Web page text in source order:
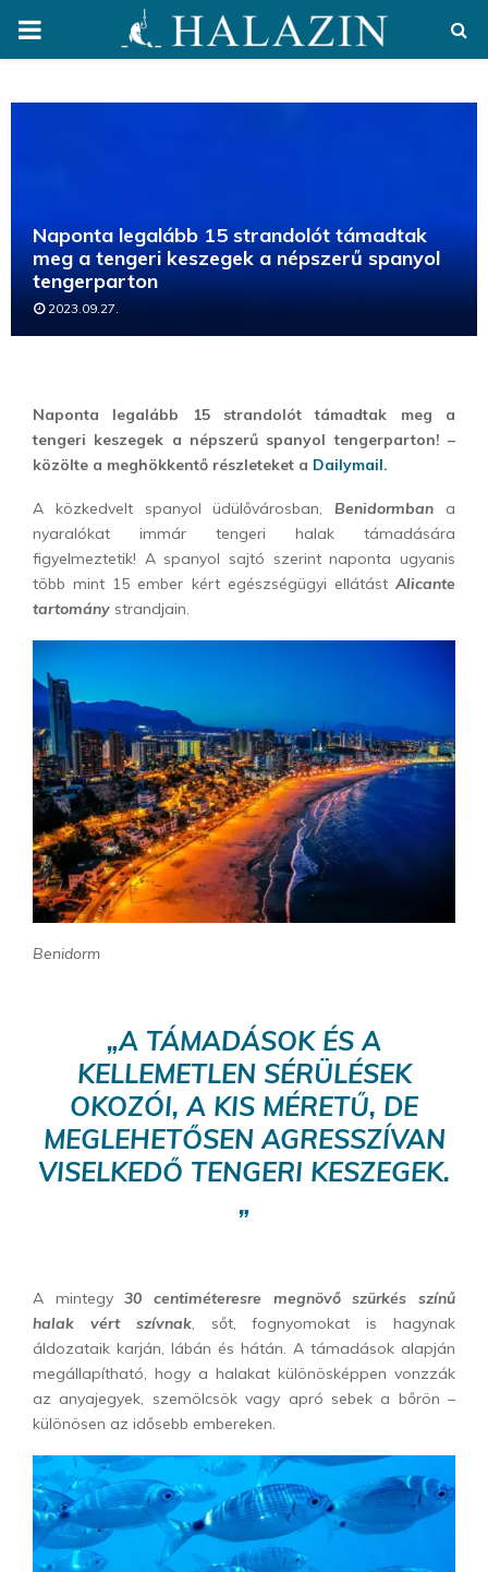
PRIMARY
Naponta legalább 15 strandolót támadtak
meg a tengeri keszegek a népszerű spanyol
tengerparton
2023.09.27.
Naponta legalább 15 strandolót támadtak meg a
tengeri keszegek a népszerű spanyol tengerparton! –
közölte a meghökkentő részleteket a Dailymail.
A közkedvelt spanyol üdülővárosban, Benidormban a
nyaralókat immár tengeri halak támadására
figyelmeztetik! A spanyol sajtó szerint naponta ugyanis
több mint 15 ember kért egészségügyi ellátást Alicante
tartomány strandjain.
Benidorm
„A TÁMADÁSOK ÉS A
KELLEMETLEN SÉRÜLÉSEK
OKOZÓI, A KIS MÉRETŰ, DE
MEGLEHETŐSEN AGRESSZÍVAN
VISELKEDŐ TENGERI KESZEGEK.
„
A mintegy30 centiméteresre megnövő szürkés színű
halak vért szívnak, sőt, fognyomokat is hagynak
áldozataik karján, lábán és hátán. A támadások alapján
megállapítható, hogy a halakat különösképpen vonzzák
az anyajegyek, szemölcsök vagy apró sebek a bőrön –
különösen az idősebb embereken.